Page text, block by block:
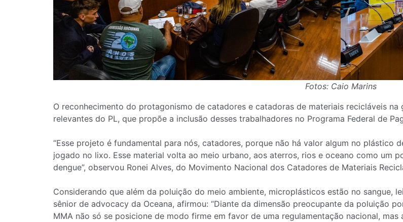
Fotos: Caio Marins
O reconhecimento do protagonismo de catadores e catadoras de materiais recicláveis
relevantes do PL, que propõe a inclusão desses trabalhadores no Programa Federal de
“Esse projeto é fundamental para nós, catadores, porque não há valor algum no plástico
jogado no lixo. Esse material volta ao meio urbano, aos aterros, rios e oceano como um
dengue”, observou Ronei Alves, do Movimento Nacional dos Catadores de Materiais
Considerando que além da poluição do meio ambiente, microplásticos estão no sangue,
sênior de advocacy da Oceana, afirmou: “Diante da dimensão preocupante da poluição
MMA não só se posicione de modo firme em favor de uma regulamentação nacional,